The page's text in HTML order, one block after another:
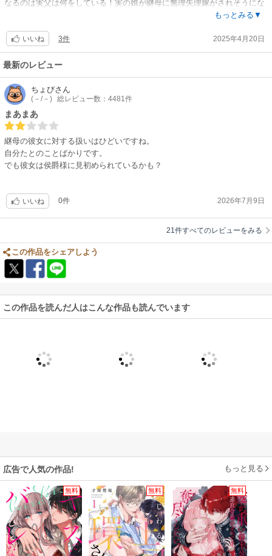
なるのは実父は何をしている！実の娘が継母に無理矢理嫁がされそうにな
っているのに…。続きはレオ様の溺愛が加速するのかしら…もっとみる▼
いいね 3件 2025年4月20日
最新のレビュー
ちょびさん
(－/－) 総レビュー数：4481件
まあまあ
継母の彼女に対する扱いはひどいですね。
自分たとのことばかりです。
でも彼女は侯爵様に見初められているかも？
いいね 0件 2026年7月9日
21件すべてのレビューをみる
この作品をシェアしよう
この作品を読んだ人はこんな作品も読んでいます
広告で人気の作品! もっと見る
無料 無料 無料